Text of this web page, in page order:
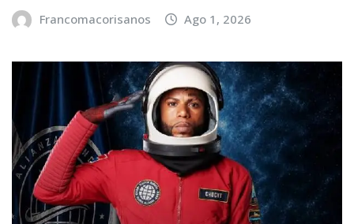
Francomacorisanos Ago 1, 2026